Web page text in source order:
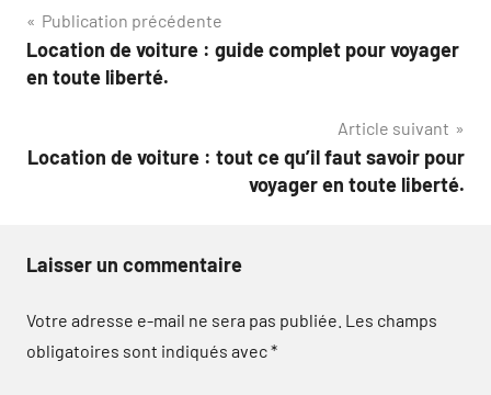
Navigation
de
Publication précédente
Location de voiture : guide complet pour voyager
en toute liberté.
Article suivant
Location de voiture : tout ce qu’il faut savoir pour
voyager en toute liberté.
Laisser un commentaire
Votre adresse e-mail ne sera pas publiée. Les champs
obligatoires sont indiqués avec*